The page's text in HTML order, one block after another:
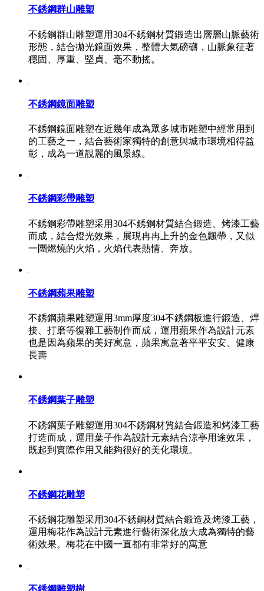
不銹鋼群山雕塑
不銹鋼群山雕塑運用304不銹鋼材質鍛造出層層山脈藝術
形態，結合拋光鏡面效果，整體大氣磅礴，山脈象征著
穩固、厚重、堅貞、毫不動搖。
不銹鋼鏡面雕塑
不銹鋼鏡面雕塑在近幾年成為眾多城市雕塑中經常用到
的工藝之一，結合藝術家獨特的創意與城市環境相得益
彰，成為一道靚麗的風景線。
不銹鋼彩帶雕塑
不銹鋼彩帶雕塑采用304不銹鋼材質結合鍛造、烤漆工藝
而成，結合燈光效果，展現冉冉上升的金色飄帶，又似
一團燃燒的火焰，火焰代表熱情、奔放。
不銹鋼蘋果雕塑
不銹鋼蘋果雕塑運用3mm厚度304不銹鋼板進行鍛造、焊
接、打磨等復雜工藝制作而成，運用蘋果作為設計元素
也是因為蘋果的美好寓意，蘋果寓意著平平安安、健康
長壽
不銹鋼葉子雕塑
不銹鋼葉子雕塑運用304不銹鋼材質結合鍛造和烤漆工藝
打造而成，運用葉子作為設計元素結合涼亭用途效果，
既起到實際作用又能夠很好的美化環境。
不銹鋼花雕塑
不銹鋼花雕塑采用304不銹鋼材質結合鍛造及烤漆工藝，
運用梅花作為設計元素進行藝術深化放大成為獨特的藝
術效果。梅花在中國一直都有非常好的寓意